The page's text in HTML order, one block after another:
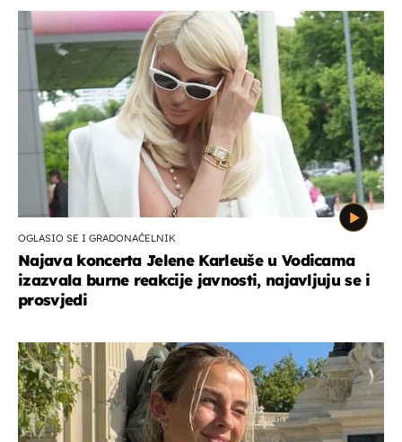
OGLASIO SE I GRADONAČELNIK
Najava koncerta Jelene Karleuše u Vodicama
izazvala burne reakcije javnosti, najavljuju se i
prosvjedi